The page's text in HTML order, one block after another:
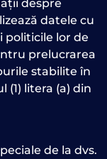
despre
datele cu
politicile lor de
prelucrarea
stabilite în
(1) litera (a) din
de la dvs.